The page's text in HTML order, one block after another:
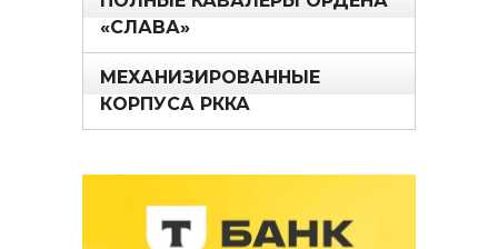
«СЛАВА»
МЕХАНИЗИРОВАННЫЕ
КОРПУСА РККА